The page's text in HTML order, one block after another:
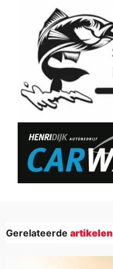
Gerelateerde artikelen